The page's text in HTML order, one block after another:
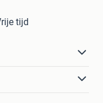
tijd